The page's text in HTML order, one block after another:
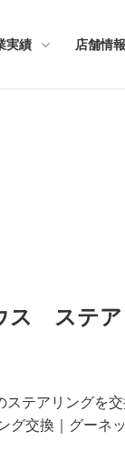
実績 店舗情報
ス ステア
テアリングを交
交換｜グーネ